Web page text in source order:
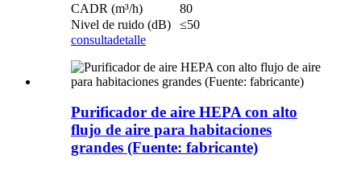
CADR (m³/h)
80
Nivel de ruido (dB)
≤50
consultadetalle
Purificador de aire HEPA con alto
flujo de aire para habitaciones
grandes (Fuente: fabricante)